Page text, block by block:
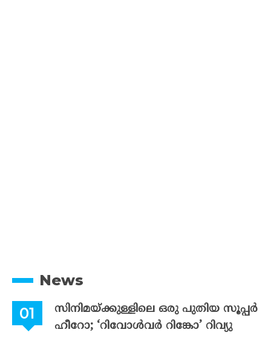
News
സിനിമയ്ക്കുള്ളിലെ ഒരു പുതിയ സൂപ്പർ
ഹീറോ; ‘റിവോൾവർ റിങ്കോ’ റിവ്യു